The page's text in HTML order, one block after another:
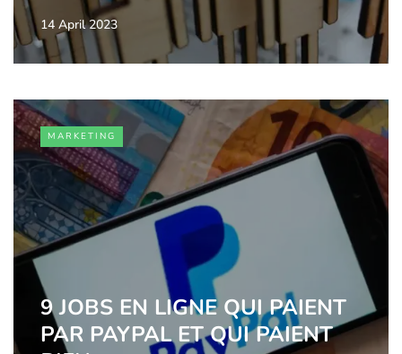
14 April 2023
MARKETING
9 JOBS EN LIGNE QUI PAIENT
PAR PAYPAL ET QUI PAIENT